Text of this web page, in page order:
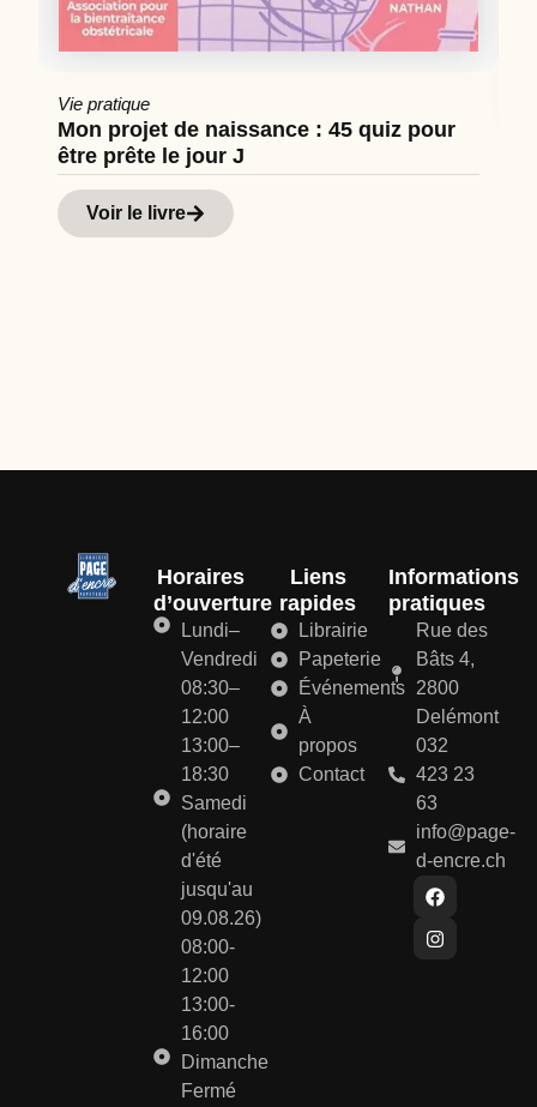
Vie pratique
Mon projet de naissance : 45 quiz pour
être prête le jour J
Voir le livre
Horaires
d’ouverture
Lundi–
Vendredi
08:30–
12:00
13:00–
18:30
Samedi
(horaire
d'été
jusqu'au
09.08.26)
08:00-
12:00
13:00-
16:00
Dimanche
Fermé
Liens
rapides
Librairie
Papeterie
Événements
À
propos
Contact
Informations
pratiques
Rue des
Bâts 4,
2800
Delémont
032
423 23
63
info@page-
d-encre.ch